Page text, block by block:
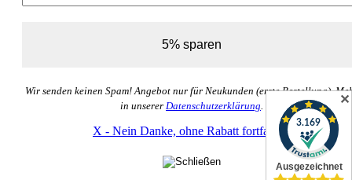
Wir senden keinen Spam! Angebot nur für Neukunden (erste Bestellung).
in unserer Datenschutzerklärung
X - Nein Danke, ohne Rabatt fortfahren
✕